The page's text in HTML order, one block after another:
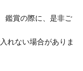
鑑賞の際に、是非ご
れない場合がありま